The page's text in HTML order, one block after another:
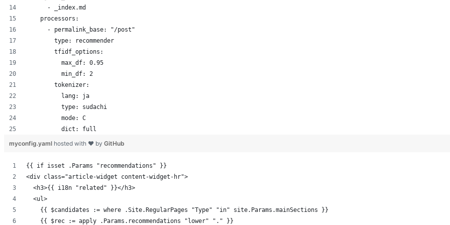
PDFの表をpandasのDataFrameにできる tabula-py 作った
川崎Ruby会議 01を開催しました #kwsk01
「夏真っ盛り！Spark + Python + Data Science祭り」を開催しました＆Ibisを紹介しました #summerDS
JupyterからSpark clusterを操作できるlivy + sparkmagicを試してみた
そのモデル、過学習してるの？未学習なの？と困ったら
機械学習の分類の話を損失関数と決定境界を中心に整理してみた
データを一箇所に集めることでデータ活用の民主化が進んだ話
転職しました
#CookpadTechConf 2016でクックパッドの研究まわりの取り組みを発表しました
2015年を振り返って
2015年に買ってよかった物まとめ
Julia Tokyo #5を開催しました #JuliaTokyo
Machine Learning Casual Talks #4 を開催しました #MLCT
Juliaの情報を収集しつづけるには
どんな子供も好きになる、「うーやん」を広めるたった1つの方法
SympyとJupyter notebookで数式のメモを取ろう
IDCFクラウドの500円サーバーでpodcast serverをはじめて8ヶ月が経ちました
TinySegmenter.jlをGoと比較して負けたと思ったら若者が最適化してくれた
Amazon Fire TV Stickを買ったらApple TV+ChromeCast-ちょっとになった
      - _index.md
    processors:
      - permalink_base: "/post"
        type: recommender
        tfidf_options:
          max_df: 0.95
          min_df: 2
        tokenizer:
          lang: ja
          type: sudachi
          mode: C
          dict: full
myconfig.yaml hosted with ❤ by GitHub
{{ if isset .Params "recommendations" }}
<div class="article-widget content-widget-hr">
  <h3>{{ i18n "related" }}</h3>
  <ul>
    {{ $candidates := where .Site.RegularPages "Type" "in" site.Params.mainSections }}
    {{ $rec := apply .Params.recommendations "lower" "." }}